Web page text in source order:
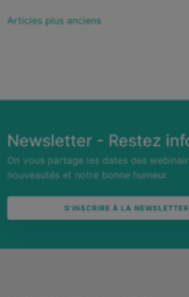
Navigation
Articles plus anciens
Newsletter - Restez
On vous partage les dates des
nouveautés et notre bonne humeur.
S'INSCRIRE À LA NEWSLETTER